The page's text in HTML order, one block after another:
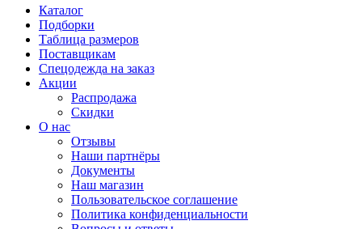
Каталог
Подборки
Таблица размеров
Поставщикам
Спецодежда на заказ
Акции
Распродажа
Скидки
О нас
Отзывы
Наши партнёры
Документы
Наш магазин
Пользовательское соглашение
Политика конфиденциальности